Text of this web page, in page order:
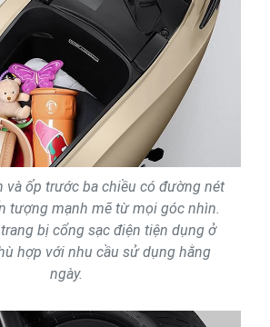
và ốp trước ba chiều có đường nét
tượng mạnh mẽ từ mọi góc nhìn.
bị cổng sạc điện tiện dụng ở
hợp với nhu cầu sử dụng hằng
ngày.